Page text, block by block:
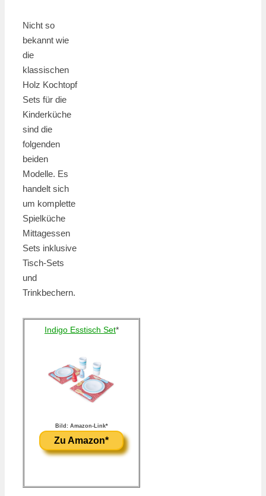
Nicht so
bekannt wie
die
klassischen
Holz Kochtopf
Sets für die
Kinderküche
sind die
folgenden
beiden
Modelle. Es
handelt sich
um komplette
Spielküche
Mittagessen
Sets inklusive
Tisch-Sets
und
Trinkbechern.
Indigo Esstisch Set*
Bild: Amazon-Link*
Zu Amazon*